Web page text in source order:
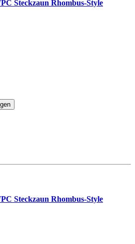
Steckzaun Rhombus-Style
Steckzaun Rhombus-Style